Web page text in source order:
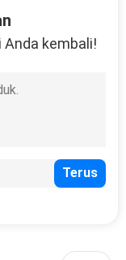
Anda kembali!